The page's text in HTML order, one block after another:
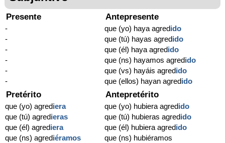
Presente
-
-
-
-
-
-
Antepresente
que (yo) haya agredido
que (tú) hayas agredido
que (él) haya agredido
que (ns) hayamos agredido
que (vs) hayáis agredido
que (ellos) hayan agredido
Pretérito
que (yo) agrediera
que (tú) agredieras
que (él) agrediera
que (ns) agrediéramos
Antepretérito
que (yo) hubiera agredido
que (tú) hubieras agredido
que (él) hubiera agredido
que (ns) hubiéramos